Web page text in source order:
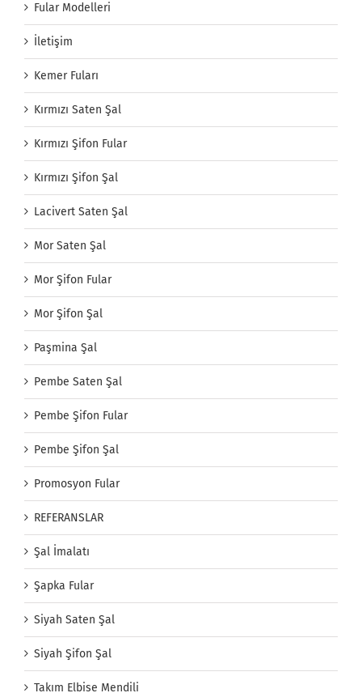
Fular Modelleri
İletişim
Kemer Fuları
Kırmızı Saten Şal
Kırmızı Şifon Fular
Kırmızı Şifon Şal
Lacivert Saten Şal
Mor Saten Şal
Mor Şifon Fular
Mor Şifon Şal
Paşmina Şal
Pembe Saten Şal
Pembe Şifon Fular
Pembe Şifon Şal
Promosyon Fular
REFERANSLAR
Şal İmalatı
Şapka Fular
Siyah Saten Şal
Siyah Şifon Şal
Takım Elbise Mendili